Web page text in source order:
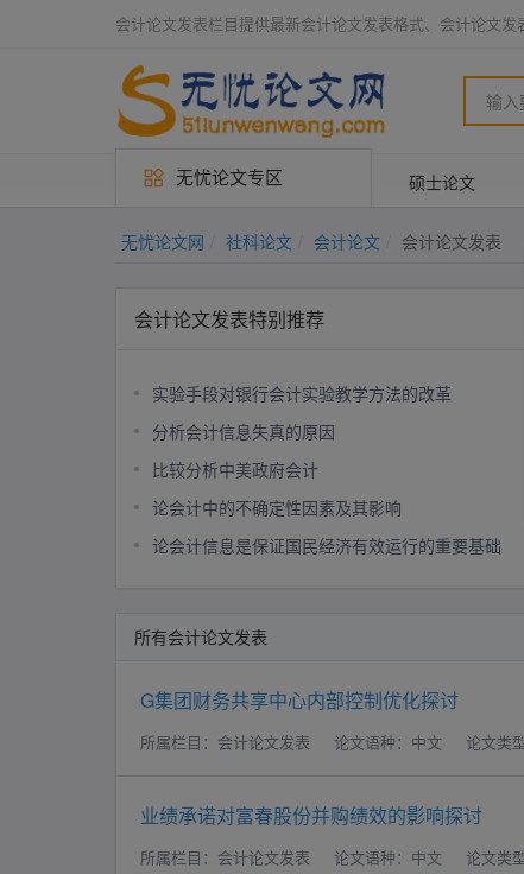
会计论文发表栏目提供最新会计论文发表格式、会计论文发
无忧论文专区 硕士论文
无忧论文网 社科论文 会计论文 会计论文发表
会计论文发表特别推荐
实验手段对银行会计实验教学方法的改革
分析会计信息失真的原因
比较分析中美政府会计
论会计中的不确定性因素及其影响
论会计信息是保证国民经济有效运行的重要基础
所有会计论文发表
G集团财务共享中心内部控制优化探讨
所属栏目：会计论文发表 论文语种：中文 论文类
业绩承诺对富春股份并购绩效的影响探讨
所属栏目：会计论文发表 论文语种：中文 论文类